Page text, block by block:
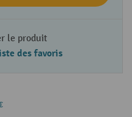
le produit
des favoris